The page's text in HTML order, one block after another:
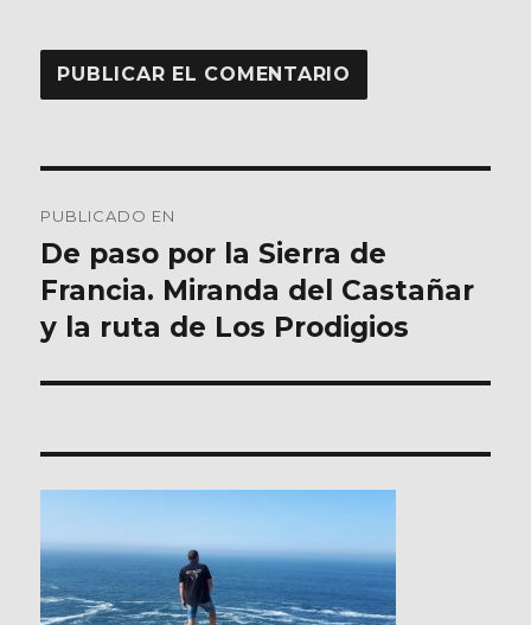
de
entradas
PUBLICADO EN
De paso por la Sierra de
Francia. Miranda del Castañar
y la ruta de Los Prodigios